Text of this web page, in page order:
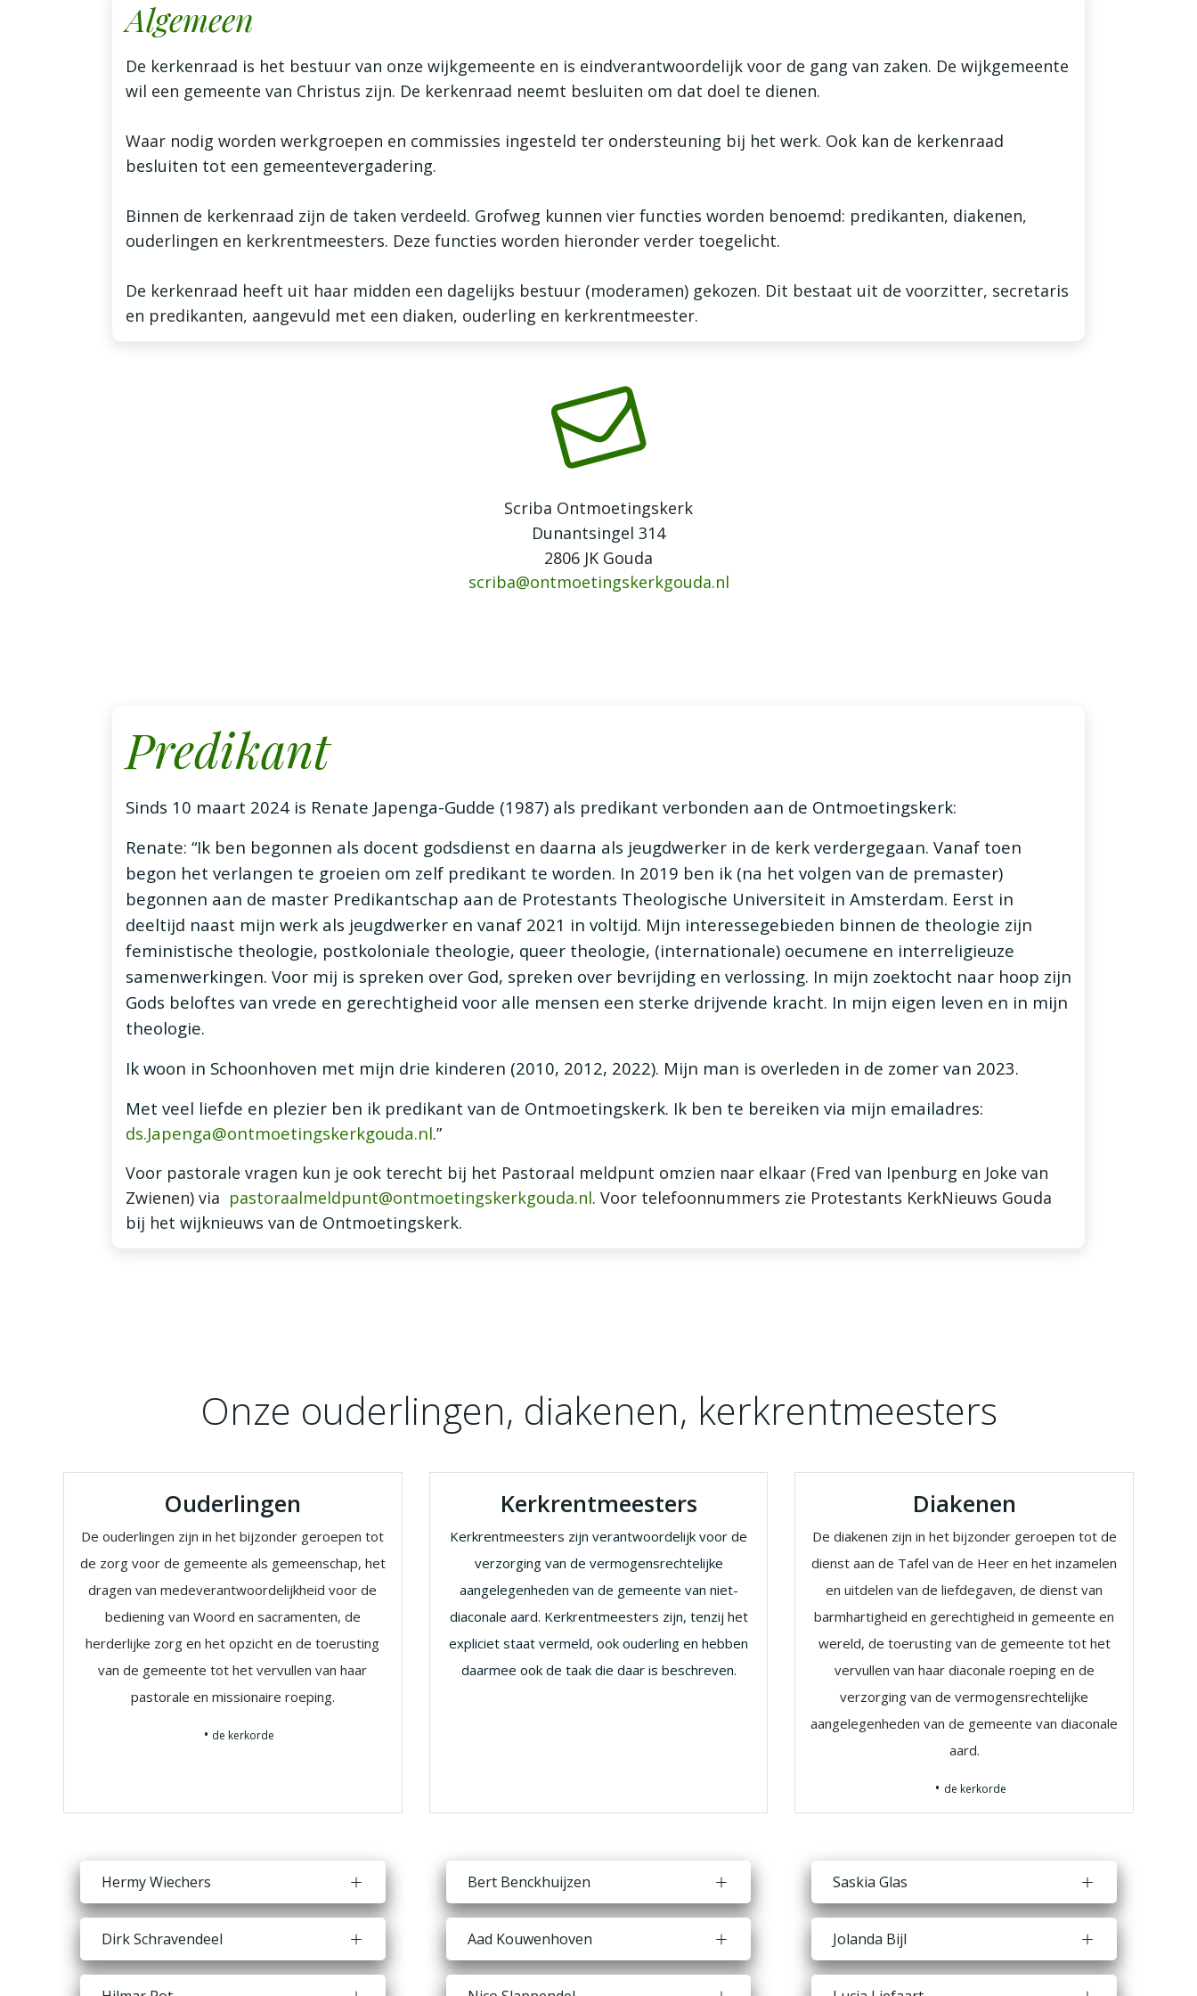
Algemeen
De kerkenraad is het bestuur van onze wijkgemeente en is eindverantwoordelijk voor de gang van zaken. De wijkgemeente
wil een gemeente van Christus zijn. De kerkenraad neemt besluiten om dat doel te dienen.
Waar nodig worden werkgroepen en commissies ingesteld ter ondersteuning bij het werk. Ook kan de kerkenraad
besluiten tot een gemeentevergadering.
Binnen de kerkenraad zijn de taken verdeeld. Grofweg kunnen vier functies worden benoemd: predikanten, diakenen,
ouderlingen en kerkrentmeesters. Deze functies worden hieronder verder toegelicht.
De kerkenraad heeft uit haar midden een dagelijks bestuur (moderamen) gekozen. Dit bestaat uit de voorzitter, secretaris
en predikanten, aangevuld met een diaken, ouderling en kerkrentmeester.
Scriba Ontmoetingskerk
Dunantsingel 314
2806 JK Gouda
scriba@ontmoetingskerkgouda.nl
Predikant
Sinds 10 maart 2024 is Renate Japenga-Gudde (1987) als predikant verbonden aan de Ontmoetingskerk:
Renate: “Ik ben begonnen als docent godsdienst en daarna als jeugdwerker in de kerk verdergegaan. Vanaf toen
begon het verlangen te groeien om zelf predikant te worden. In 2019 ben ik (na het volgen van de premaster)
begonnen aan de master Predikantschap aan de Protestants Theologische Universiteit in Amsterdam. Eerst in
deeltijd naast mijn werk als jeugdwerker en vanaf 2021 in voltijd. Mijn interessegebieden binnen de theologie zijn
feministische theologie, postkoloniale theologie, queer theologie, (internationale) oecumene en interreligieuze
samenwerkingen. Voor mij is spreken over God, spreken over bevrijding en verlossing. In mijn zoektocht naar hoop zijn
Gods beloftes van vrede en gerechtigheid voor alle mensen een sterke drijvende kracht. In mijn eigen leven en in mijn
theologie.
Ik woon in Schoonhoven met mijn drie kinderen (2010, 2012, 2022). Mijn man is overleden in de zomer van 2023.
Met veel liefde en plezier ben ik predikant van de Ontmoetingskerk. Ik ben te bereiken via mijn emailadres:
ds.Japenga@ontmoetingskerkgouda.nl.”
Voor pastorale vragen kun je ook terecht bij het Pastoraal meldpunt omzien naar elkaar (Fred van Ipenburg en Joke van
Zwienen) via pastoraalmeldpunt@ontmoetingskerkgouda.nl. Voor telefoonnummers zie Protestants KerkNieuws Gouda
bij het wijknieuws van de Ontmoetingskerk.
Onze ouderlingen, diakenen, kerkrentmeesters
Ouderlingen
De ouderlingen zijn in het bijzonder geroepen tot
de zorg voor de gemeente als gemeenschap, het
dragen van medeverantwoordelijkheid voor de
bediening van Woord en sacramenten, de
herderlijke zorg en het opzicht en de toerusting
van de gemeente tot het vervullen van haar
pastorale en missionaire roeping.
de kerkorde
Kerkrentmeesters
Kerkrentmeesters zijn verantwoordelijk voor de
verzorging van de vermogensrechtelijke
aangelegenheden van de gemeente van niet-
diaconale aard. Kerkrentmeesters zijn, tenzij het
expliciet staat vermeld, ook ouderling en hebben
daarmee ook de taak die daar is beschreven.
Diakenen
De diakenen zijn in het bijzonder geroepen tot de
dienst aan de Tafel van de Heer en het inzamelen
en uitdelen van de liefdegaven, de dienst van
barmhartigheid en gerechtigheid in gemeente en
wereld, de toerusting van de gemeente tot het
vervullen van haar diaconale roeping en de
verzorging van de vermogensrechtelijke
aangelegenheden van de gemeente van diaconale
aard.
de kerkorde
Hermy Wiechers
Dirk Schravendeel
Bert Benckhuijzen
Aad Kouwenhoven
Saskia Glas
Jolanda Bijl